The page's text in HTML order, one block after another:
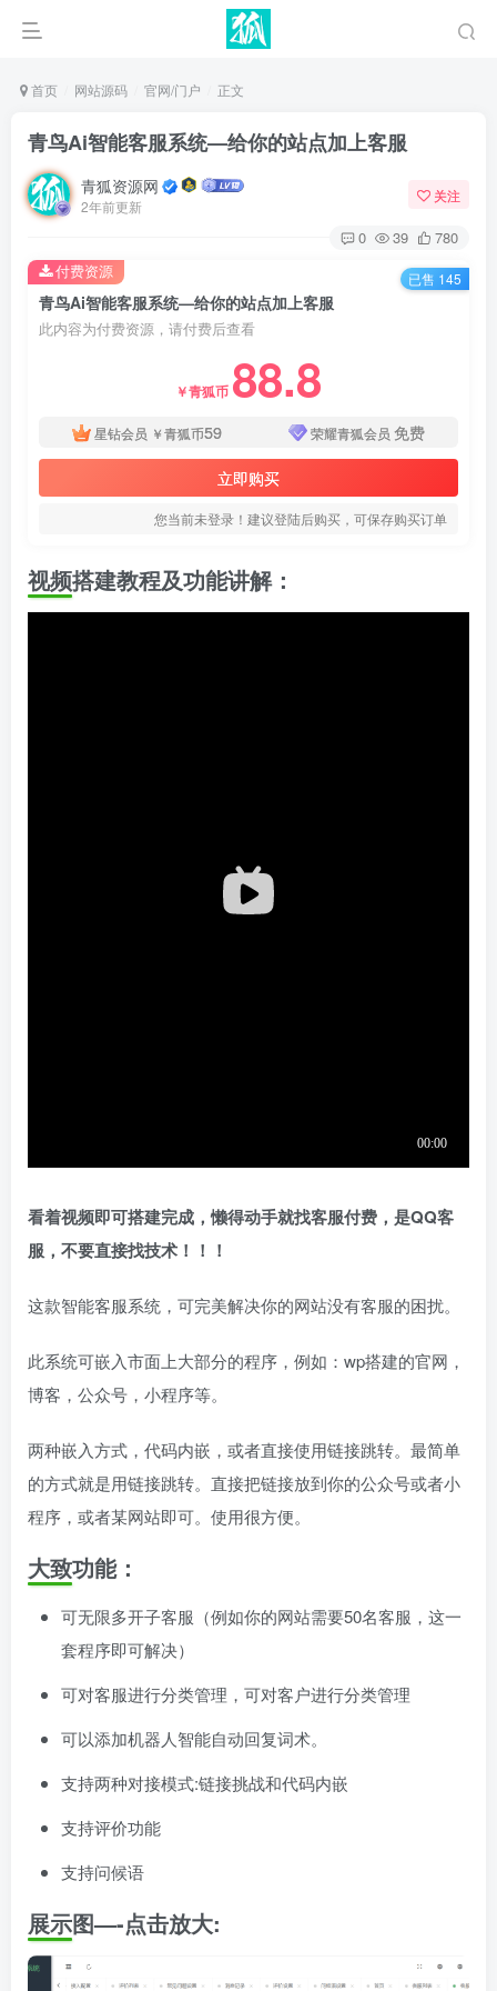
首页 网站源码 官网/门户 正文
青鸟Ai智能客服系统—给你的站点加上客服
青狐资源网
2年前更新
关注
0 39 780
青鸟Ai智能客服系统—给你的站点加上客服
此内容为付费资源，请付费后查看
￥青狐币 88.8
星钻会员 ￥青狐币59 荣耀青狐会员 免费
立即购买
您当前未登录！建议登陆后购买，可保存购买订单
付费资源 已售 145
视频搭建教程及功能讲解：
看着视频即可搭建完成，懒得动手就找客服付费，是QQ客
服，不要直接找技术！！！
这款智能客服系统，可完美解决你的网站没有客服的困扰。
此系统可嵌入市面上大部分的程序，例如：wp搭建的官网，
博客，公众号，小程序等。
两种嵌入方式，代码内嵌，或者直接使用链接跳转。最简单
的方式就是用链接跳转。直接把链接放到你的公众号或者小
程序，或者某网站即可。使用很方便。
大致功能：
可无限多开子客服（例如你的网站需要50名客服，这一
套程序即可解决）
可对客服进行分类管理，可对客户进行分类管理
可以添加机器人智能自动回复词术。
支持两种对接模式:链接挑战和代码内嵌
支持评价功能
支持问候语
展示图—-点击放大: